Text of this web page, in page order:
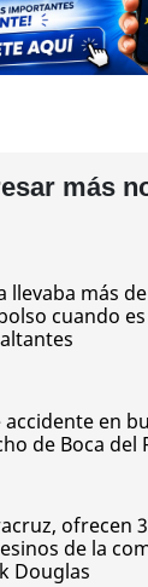
más
llevaba más
cuando
accidente en
de Boca del
ofrecen
de la
Douglas